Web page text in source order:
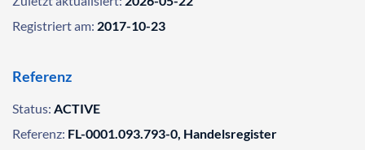
Registriert am: 2017-10-23
Referenz
Status: ACTIVE
Referenz: FL-0001.093.793-0, Handelsregister